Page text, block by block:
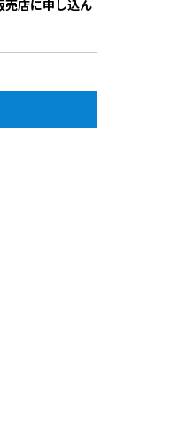
売店に申し込ん